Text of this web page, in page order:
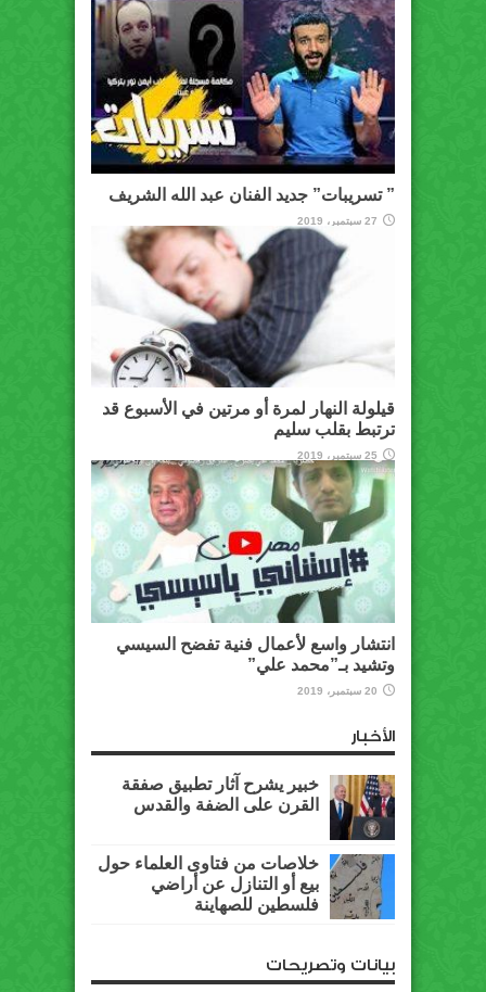
” تسريبات” جديد الفنان عبد الله الشريف
27 سبتمبر، 2019
قيلولة النهار لمرة أو مرتين في الأسبوع قد
ترتبط بقلب سليم
25 سبتمبر، 2019
انتشار واسع لأعمال فنية تفضح السيسي
وتشيد بـ”محمد علي”
20 سبتمبر، 2019
الأخبار
خبير يشرح آثار تطبيق صفقة
القرن على الضفة والقدس
خلاصات من فتاوى العلماء حول
بيع أو التنازل عن أراضي
فلسطين للصهاينة
بيانات وتصريحات